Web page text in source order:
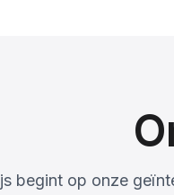
begint op onze